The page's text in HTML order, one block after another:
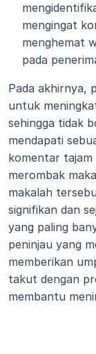
mengingat
menghemat
pada
Pada akhirnya,
untuk
sehingga tidak
mendapati
komentar
merombak
makalah
signifikan dan
yang paling
peninjau yang
memberikan
takut dengan
membantu